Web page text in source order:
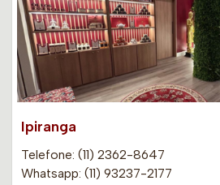
Ipiranga
Telefone: (11) 2362-8647
Whatsapp: (11) 93237-2177